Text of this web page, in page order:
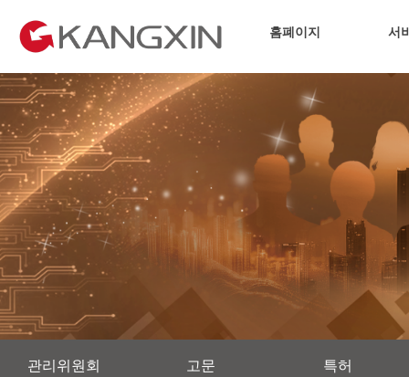
홈폐이지 서
관리위원회 고문 특허